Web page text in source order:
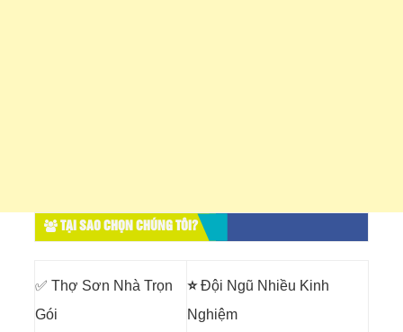
TẠI SAO CHỌN CHÚNG TÔI?
✅ Thợ Sơn Nhà Trọn
Gói
⭐Đội Ngũ Nhiều Kinh
Nghiệm